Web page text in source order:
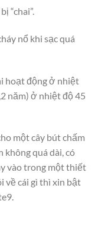
“chai”.
nổ khi sạc quá
hoạt động ở nhiệt
năm) ở nhiệt độ 45
một cây bút chấm
quá dài, có
vào trong một thiết
về cái gì thì xin bật